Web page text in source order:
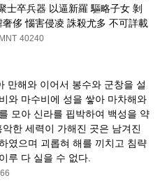
士卒兵器 以逼新羅 驅略子女 剝
侈 惱害侵凌 誅殺尤多 不可詳載
40240
만해와 이어서 봉수와 군창을 설
와 마수비에 성을 쌓아 마차해와
모아 신라를 핍박하여 백성을 약
한 세력이 가해진 곳은 남겨진
였으며 괴롭혀 해를 끼치고 침략
루 다 실을 수 없다.